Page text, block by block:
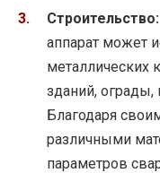
Строительство:
аппарат может
металлических
зданий, ограды,
Благодаря
различными
параметров